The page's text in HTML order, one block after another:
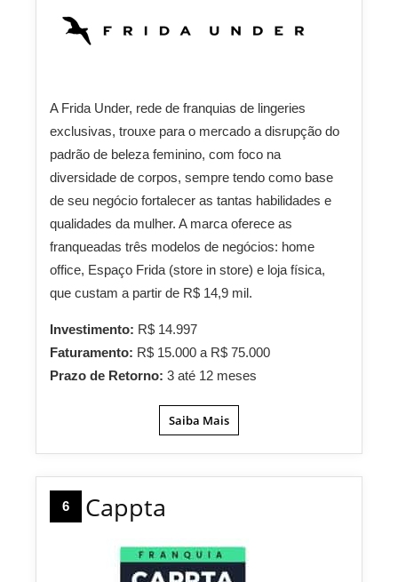
A Frida Under, rede de franquias de lingeries
exclusivas, trouxe para o mercado a disrupção do
padrão de beleza feminino, com foco na
diversidade de corpos, sempre tendo como base
de seu negócio fortalecer as tantas habilidades e
qualidades da mulher. A marca oferece as
franqueadas três modelos de negócios: home
office, Espaço Frida (store in store) e loja física,
que custam a partir de R$ 14,9 mil.
Investimento: R$ 14.997
Faturamento: R$ 15.000 a R$ 75.000
Prazo de Retorno: 3 até 12 meses
Saiba Mais
6 Cappta